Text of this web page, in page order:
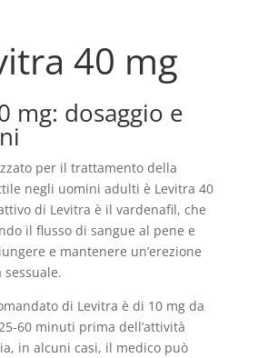
40 mg
mg: dosaggio e
per il trattamento della
negli uomini adulti è Levitra 40
di Levitra è il vardenafil, che
il flusso di sangue al pene e
e mantenere un’erezione
sessuale.
di Levitra è di 10 mg da
60 minuti prima dell’attività
in alcuni casi, il medico può